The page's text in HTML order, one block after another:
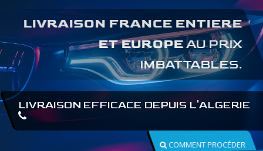
LIVRAISON FRANCE ENTIERE
ET EUROPEAU PRIX
IMBATTABLES.
LIVRAISON EFFICACE DEPUIS L'ALGERIE
COMMENT PROCÉDER